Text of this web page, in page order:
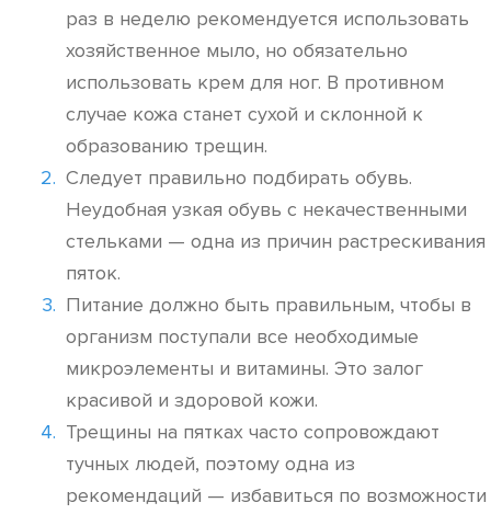
раз в неделю рекомендуется использовать
хозяйственное мыло, но обязательно
использовать крем для ног. В противном
случае кожа станет сухой и склонной к
образованию трещин.
Следует правильно подбирать обувь.
Неудобная узкая обувь с некачественными
стельками — одна из причин растрескивания
пяток.
Питание должно быть правильным, чтобы в
организм поступали все необходимые
микроэлементы и витамины. Это залог
красивой и здоровой кожи.
Трещины на пятках часто сопровождают
тучных людей, поэтому одна из
рекомендаций — избавиться по возможности